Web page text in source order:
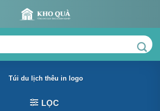
Túi du lịch thêu in logo
LỌC